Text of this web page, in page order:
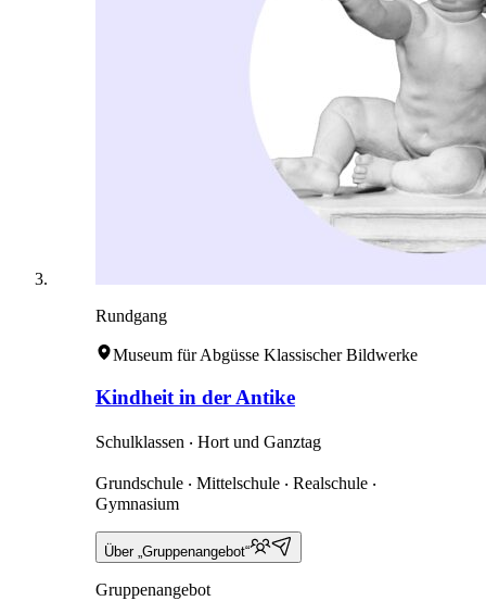
Rundgang
Museum für Abgüsse Klassischer Bildwerke
Kindheit in der Antike
Schulklassen ‧ Hort und Ganztag
Grundschule ‧ Mittelschule ‧ Realschule ‧
Gymnasium
Über „Gruppenangebot“
Gruppenangebot